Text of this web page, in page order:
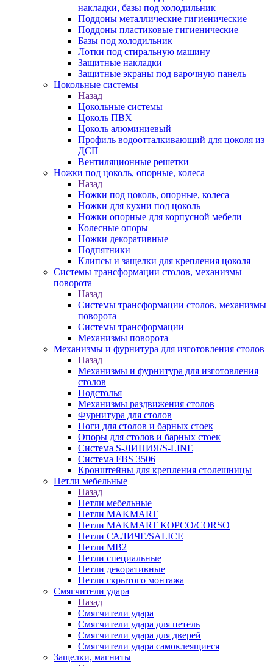
накладки, базы под холодильник
Поддоны металлические гигиенические
Поддоны пластиковые гигиенические
Базы под холодильник
Лотки под стиральную машину
Защитные накладки
Защитные экраны под варочную панель
Цокольные системы
Назад
Цокольные системы
Цоколь ПВХ
Цоколь алюминиевый
Профиль водоотталкивающий для цоколя из
ДСП
Вентиляционные решетки
Ножки под цоколь, опорные, колеса
Назад
Ножки под цоколь, опорные, колеса
Ножки для кухни под цоколь
Ножки опорные для корпусной мебели
Колесные опоры
Ножки декоративные
Подпятники
Клипсы и защелки для крепления цоколя
Системы трансформации столов, механизмы
поворота
Назад
Системы трансформации столов, механизмы
поворота
Системы трансформации
Механизмы поворота
Механизмы и фурнитура для изготовления столов
Назад
Механизмы и фурнитура для изготовления
столов
Подстолья
Механизмы раздвижения столов
Фурнитура для столов
Ноги для столов и барных стоек
Опоры для столов и барных стоек
Система S-ЛИНИЯ/S-LINE
Система FBS 3506
Кронштейны для крепления столешницы
Петли мебельные
Назад
Петли мебельные
Петли MAKMART
Петли MAKMART КОРСО/CORSO
Петли САЛИЧЕ/SALICE
Петли MB2
Петли специальные
Петли декоративные
Петли скрытого монтажа
Смягчители удара
Назад
Смягчители удара
Смягчители удара для петель
Смягчители удара для дверей
Cмягчители удара самоклеящиеся
Защелки, магниты